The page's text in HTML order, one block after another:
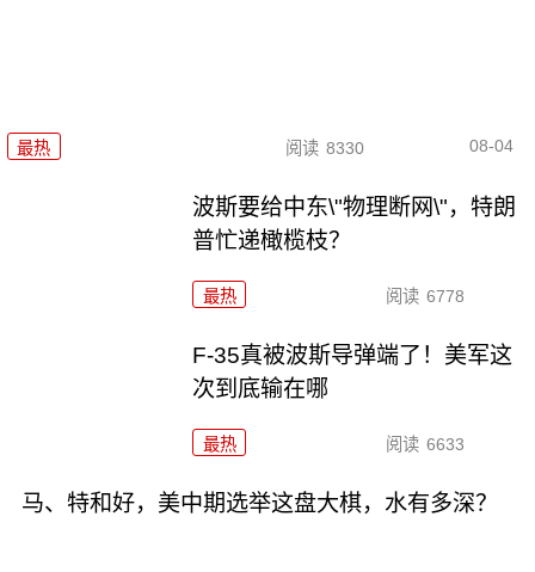
最热 阅读 8330 08-04
波斯要给中东\"物理断网\"，特朗
普忙递橄榄枝？
最热 阅读 6778
F-35真被波斯导弹端了！美军这
次到底输在哪
最热 阅读 6633
马、特和好，美中期选举这盘大棋，水有多深？